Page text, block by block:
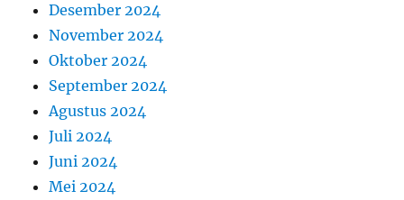
Desember 2024
November 2024
Oktober 2024
September 2024
Agustus 2024
Juli 2024
Juni 2024
Mei 2024